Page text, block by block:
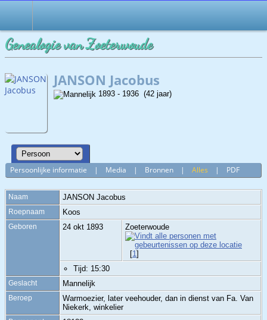
Genealogie van Zoeterwoude
JANSON Jacobus
1893 - 1936 (42 jaar)
Persoonlijke informatie | Media | Bronnen |Alles | PDF
Naam JANSON Jacobus
Roepnaam Koos
Geboren 24 okt 1893 Zoeterwoude
[1 ]
Tijd: 15:30
Geslacht Mannelijk
Beroep
Warmoezier, later veehouder, dan in dienst van Fa. Van
Niekerk, winkelier